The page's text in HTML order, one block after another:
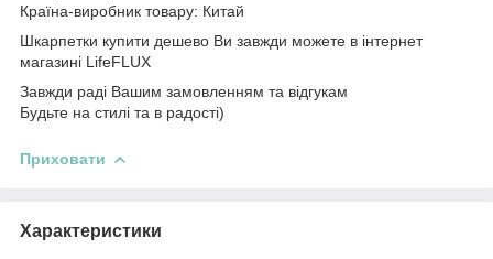
Країна-виробник товару: Китай
Шкарпетки купити дешево Ви завжди можете в інтернет
магазині LifeFLUX
Завжди раді Вашим замовленням та відгукам
Будьте на стилі та в радості)
Приховати
Характеристики